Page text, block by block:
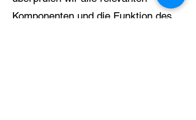
Komponenten und die Funktion des